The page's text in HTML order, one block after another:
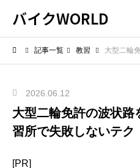
バイクWORLD
記事一覧 教習 大型二輪免許
2026.06.12
大型二輪免許の波状路
習所で失敗しないテク
[PR]